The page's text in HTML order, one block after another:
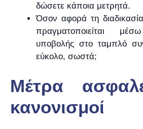
δώσετε κάποια μετρητά.
Όσον αφορά τη
πραγματοποιείται
υποβολής στο ταμπλό
εύκολο, σωστά;
Μέτρα
κανονισμοί